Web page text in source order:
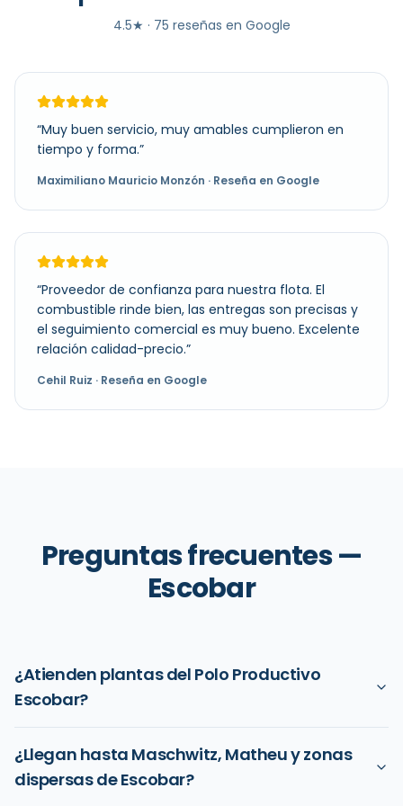
4.5★ · 75 reseñas en Google
“Muy buen servicio, muy amables cumplieron en
tiempo y forma.”
Maximiliano Mauricio Monzón · Reseña en Google
“Proveedor de confianza para nuestra flota. El
combustible rinde bien, las entregas son precisas y
el seguimiento comercial es muy bueno. Excelente
relación calidad-precio.”
Cehil Ruiz · Reseña en Google
Preguntas frecuentes —
Escobar
¿Atienden plantas del Polo Productivo
Escobar?
el Polo Productivo Escobar — plantas alimenticias,
depósitos farmacéuticos y manufactura liviana ubicadas
sobre Panamericana km 50-70. Ofrecemos entregas a
¿Llegan hasta Maschwitz, Matheu y zonas
dispersas de Escobar?